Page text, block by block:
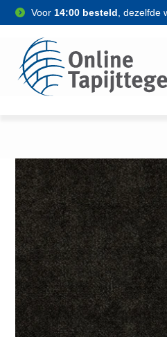
Voor 14:00 besteld , dezelfde